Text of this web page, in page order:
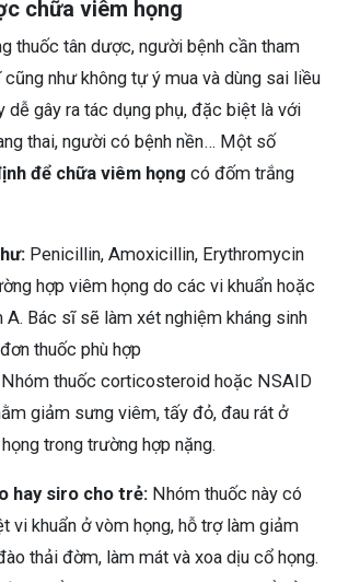
chữa viêm họng
thuốc tân dược, người bệnh cần tham
như không tự ý mua và dùng sai liều
dễ gây ra tác dụng phụ, đặc biệt là với
thai, người có bệnh nền… Một số
để chữa viêm họng có đốm trắng
Penicillin, Amoxicillin, Erythromycin
hợp viêm họng do các vi khuẩn hoặc
A. Bác sĩ sẽ làm xét nghiệm kháng sinh
thuốc phù hợp
Nhóm thuốc corticosteroid hoặc NSAID
giảm sưng viêm, tấy đỏ, đau rát ở
trong trường hợp nặng.
hay siro cho trẻ: Nhóm thuốc này có
vi khuẩn ở vòm họng, hỗ trợ làm giảm
thải đờm, làm mát và xoa dịu cổ họng.